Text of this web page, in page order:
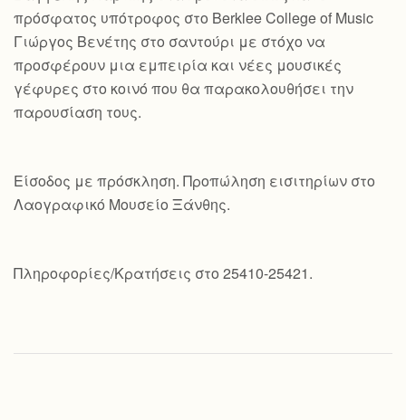
πρόσφατος υπότροφος στο Berklee College of Music
Γιώργος Βενέτης στο σαντούρι με στόχο να
προσφέρουν μια εμπειρία και νέες μουσικές
γέφυρες στο κοινό που θα παρακολουθήσει την
παρουσίαση τους.
Είσοδος με πρόσκληση. Προπώληση εισιτηρίων στο
Λαογραφικό Μουσείο Ξάνθης.
Πληροφορίες/Κρατήσεις στο 25410-25421.